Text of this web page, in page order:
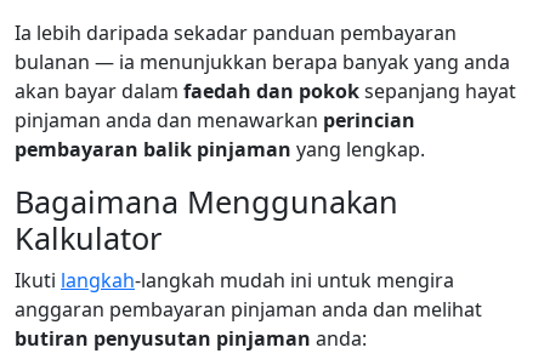
Ia lebih daripada sekadar panduan pembayaran
bulanan — ia menunjukkan berapa banyak yang anda
akan bayar dalam faedah dan pokoksepanjang hayat
pinjaman anda dan menawarkan perincian
pembayaran balik pinjaman yang lengkap.
Bagaimana Menggunakan
Kalkulator
Ikuti langkah-langkah mudah ini untuk mengira
anggaran pembayaran pinjaman anda dan melihat
butiran penyusutan pinjaman anda: